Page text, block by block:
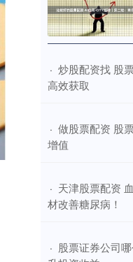
· 炒股配资找 股
高效获取
· 做股票配资 股
增值
· 天津股票配资
材改善糖尿病！
· 股票证券公司